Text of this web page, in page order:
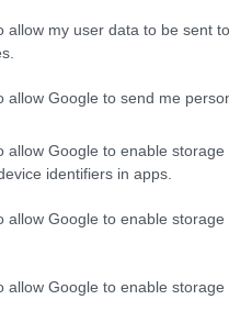
allow my user data to be sent
allow Google to send me
allow Google to enable
identifiers in apps.
allow Google to enable
allow Google to enable storage
«Στο πρώτο
πολύ σκληρά και